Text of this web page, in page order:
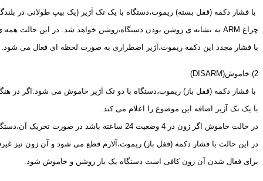
با فشار دکمه (قفل بسته) ریموت،دستگاه با یک تک آژیر (یک بیپ طولانی در
چراغ ARM به نشانه ی روشن بودن دستگاه،روشن خواهد شد. در این حالت همه
با فشار مجدد این دکمه ریموت،آژیر اضطراری به صورت لحظه ای فعال می شود.
2) خاموش( DISARM
)
با فشار دکمه (قفل باز) ریموت،دستگاه با دو تک آژیر خاموش می شود.اگر در
با یک تک آژیر اضافه این موضوع را اعلام می کند.
در حالت خاموش اگر زون در 4 وضعیت 24 ساعته باشد در صورت تحریک آن،دستگاه یک بار آلارم می دهد.
در این حالت با فشار دکمه (قفل باز) ریموت،آلارم قطع می شود و آن زون نیز
برای فعال شدن آن زون کافی است دستگاه یک بار روشن و خاموش شود.